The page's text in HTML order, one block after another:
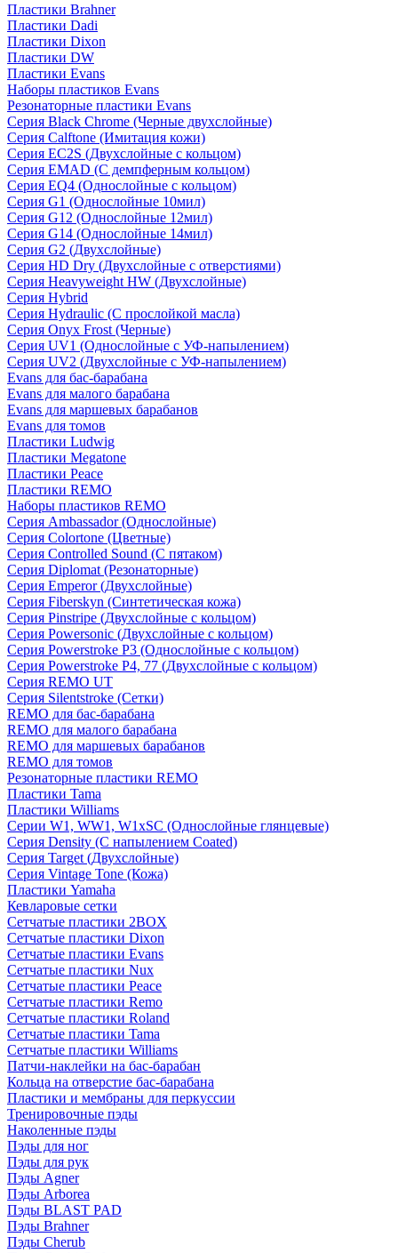
Пластики Brahner
Пластики Dadi
Пластики Dixon
Пластики DW
Пластики Evans
Наборы пластиков Evans
Резонаторные пластики Evans
Серия Black Chrome (Черные двухслойные)
Серия Calftone (Имитация кожи)
Серия EC2S (Двухслойные с кольцом)
Серия EMAD (С демпферным кольцом)
Серия EQ4 (Однослойные с кольцом)
Серия G1 (Однослойные 10мил)
Серия G12 (Однослойные 12мил)
Серия G14 (Однослойные 14мил)
Серия G2 (Двухслойные)
Серия HD Dry (Двухслойные с отверстиями)
Серия Heavyweight HW (Двухслойные)
Серия Hybrid
Серия Hydraulic (С прослойкой масла)
Серия Onyx Frost (Черные)
Серия UV1 (Однослойные с УФ-напылением)
Серия UV2 (Двухслойные с УФ-напылением)
Evans для бас-барабана
Evans для малого барабана
Evans для маршевых барабанов
Evans для томов
Пластики Ludwig
Пластики Megatone
Пластики Peace
Пластики REMO
Наборы пластиков REMO
Серия Ambassador (Однослойные)
Серия Colortone (Цветные)
Серия Controlled Sound (С пятаком)
Серия Diplomat (Резонаторные)
Серия Emperor (Двухслойные)
Серия Fiberskyn (Синтетическая кожа)
Серия Pinstripe (Двухслойные с кольцом)
Серия Powersonic (Двухслойные с кольцом)
Серия Powerstroke P3 (Однослойные с кольцом)
Серия Powerstroke P4, 77 (Двухслойные с кольцом)
Серия REMO UT
Серия Silentstroke (Сетки)
REMO для бас-барабана
REMO для малого барабана
REMO для маршевых барабанов
REMO для томов
Резонаторные пластики REMO
Пластики Tama
Пластики Williams
Серии W1, WW1, W1xSC (Однослойные глянцевые)
Серия Density (C напылением Coated)
Серия Target (Двухслойные)
Серия Vintage Tone (Кожа)
Пластики Yamaha
Кевларовые сетки
Сетчатые пластики 2BOX
Сетчатые пластики Dixon
Сетчатые пластики Evans
Сетчатые пластики Nux
Сетчатые пластики Peace
Сетчатые пластики Remo
Сетчатые пластики Roland
Сетчатые пластики Tama
Сетчатые пластики Williams
Патчи-наклейки на бас-барабан
Кольца на отверстие бас-барабана
Пластики и мембраны для перкуссии
Тренировочные пэды
Наколенные пэды
Пэды для ног
Пэды для рук
Пэды Agner
Пэды Arborea
Пэды BLAST PAD
Пэды Brahner
Пэды Cherub